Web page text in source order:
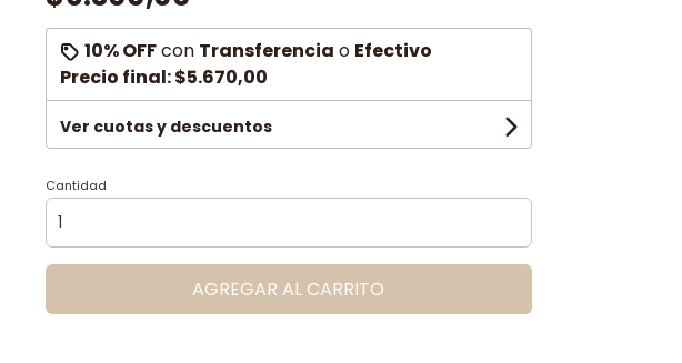
10% OFFcon Transferencia o Efectivo
Precio final:$5.670,00
Ver cuotas y descuentos
Cantidad
AGREGAR AL CARRITO